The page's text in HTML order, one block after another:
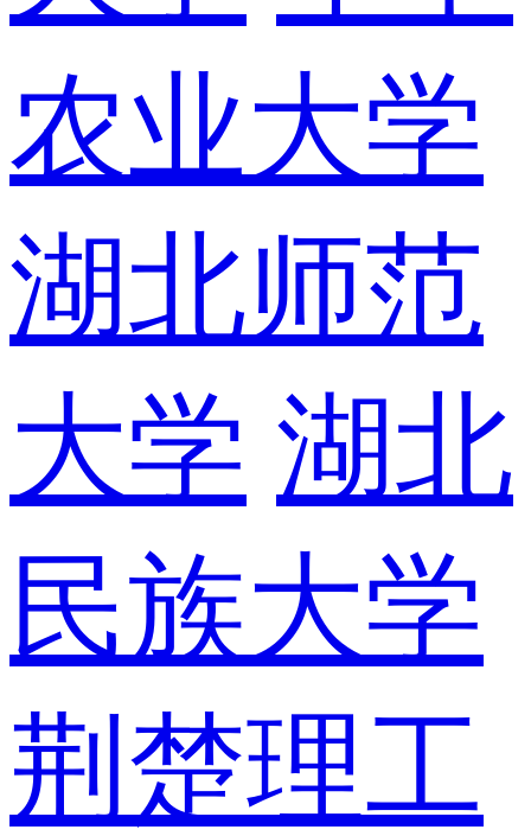
农业大学
湖北师范
大学 湖北
民族大学
荆楚理工